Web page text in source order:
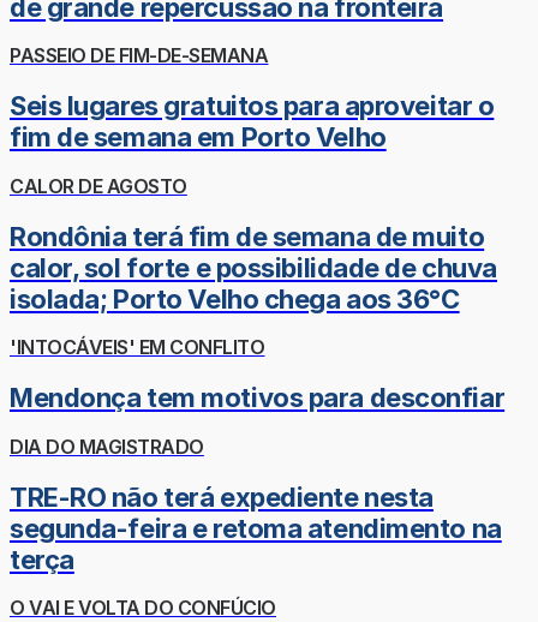
de grande repercussão na fronteira
PASSEIO DE FIM-DE-SEMANA
Seis lugares gratuitos para aproveitar o
fim de semana em Porto Velho
CALOR DE AGOSTO
Rondônia terá fim de semana de muito
calor, sol forte e possibilidade de chuva
isolada; Porto Velho chega aos 36°C
'INTOCÁVEIS' EM CONFLITO
Mendonça tem motivos para desconfiar
DIA DO MAGISTRADO
TRE-RO não terá expediente nesta
segunda-feira e retoma atendimento na
terça
O VAI E VOLTA DO CONFÚCIO